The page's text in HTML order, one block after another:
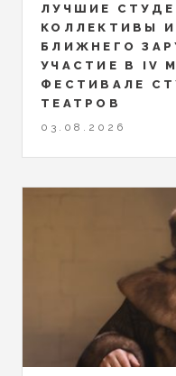
ЛУЧШИЕ
КОЛЛЕКТИВЫ
БЛИЖНЕГО
УЧАСТИЕ В IV
ФЕСТИВАЛЕ
ТЕАТРОВ
03.08.2026